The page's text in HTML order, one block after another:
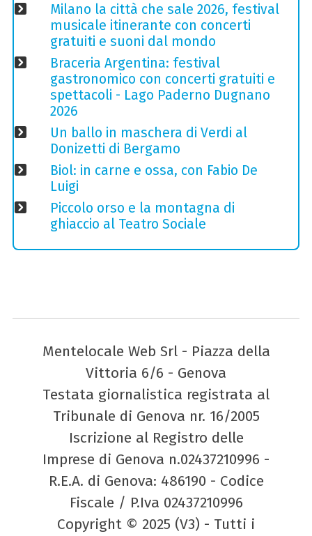
Milano la città che sale 2026, festival
musicale itinerante con concerti
gratuiti e suoni dal mondo
Braceria Argentina: festival
gastronomico con concerti gratuiti e
spettacoli - Lago Paderno Dugnano
2026
Un ballo in maschera di Verdi al
Donizetti di Bergamo
Biol: in carne e ossa, con Fabio De
Luigi
Piccolo orso e la montagna di
ghiaccio al Teatro Sociale
Mentelocale Web Srl - Piazza della
Vittoria 6/6 - Genova
Testata giornalistica registrata al
Tribunale di Genova nr. 16/2005
Iscrizione al Registro delle
Imprese di Genova n.02437210996 -
R.E.A. di Genova: 486190 - Codice
Fiscale / P.Iva 02437210996
Copyright © 2025 (V3) - Tutti i